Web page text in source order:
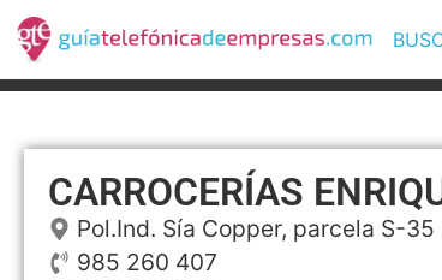
CARROCERÍAS
Pol.Ind. Sía Copper, parcela S-35
985 260 407